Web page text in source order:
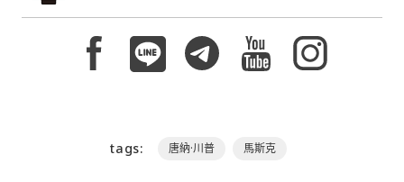
tags: 唐納·川普 馬斯克